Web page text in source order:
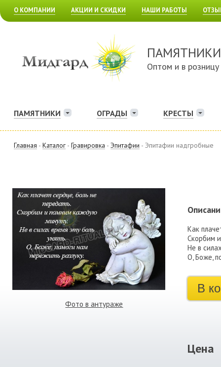
О КОМПАНИИ АКЦИИ И СКИДКИ НАШИ РАБОТЫ
ПАМЯТНИКИ
Оптом и в розницу
ПАМЯТНИКИ ОГРАДЫ КРЕСТЫ
Главная - Каталог - Гравировка - Эпитафии - Эпитафии надгробные
Фото в антураже
Как
Скорбим
Не в
О, Боже,
В
Цена